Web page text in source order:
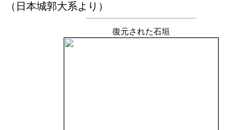
（日本城郭大系より）
復元された石垣